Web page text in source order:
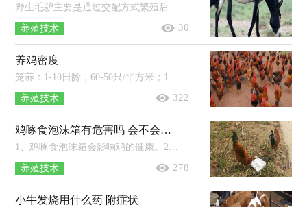
野生毛驴主要是通过交配方式繁殖后代。驴长到12-15个月的时候就会性成熟，此时它的生殖器官基本发育完成。野驴的形象似马，多为灰褐...
养殖技术 30
养鸡密度
笼养：1-10日龄，60-50只/平方米；11-20日龄，40-30只/平方米；31-40日龄，30-20只/平方米；41-60日龄，20-15只/平方米；60-90日龄，10-8只/平方米。...
养殖技术 322
鸡啄食泡沫箱有危害吗 会不会中毒
1、鸡啄食泡沫箱会影响鸡的健康。2、鸡误食泡沫后不会中毒，但是大量啄食可能会导致鸡死亡。3、泡沫性质较为稳定，不容易消化，食用不...
养殖技术 278
小牛发烧用什么药 附症状